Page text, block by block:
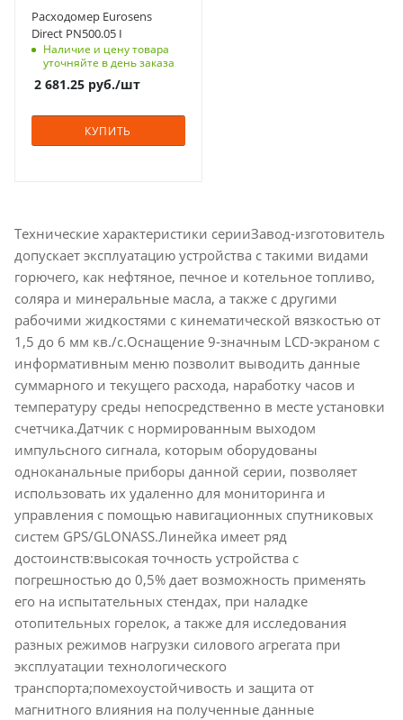
Расходомер Eurosens
Direct PN500.05 I
Наличие и цену товара
уточняйте в день заказа
2 681.25 руб./шт
КУПИТЬ
Технические характеристики серииЗавод-изготовитель
допускает эксплуатацию устройства с такими видами
горючего, как нефтяное, печное и котельное топливо,
соляра и минеральные масла, а также с другими
рабочими жидкостями с кинематической вязкостью от
1,5 до 6 мм кв./с.Оснащение 9-значным LCD-экраном с
информативным меню позволит выводить данные
суммарного и текущего расхода, наработку часов и
температуру среды непосредственно в месте установки
счетчика.Датчик с нормированным выходом
импульсного сигнала, которым оборудованы
одноканальные приборы данной серии, позволяет
использовать их удаленно для мониторинга и
управления с помощью навигационных спутниковых
систем GPS/GLONASS.Линейка имеет ряд
достоинств:высокая точность устройства с
погрешностью до 0,5% дает возможность применять
его на испытательных стендах, при наладке
отопительных горелок, а также для исследования
разных режимов нагрузки силового агрегата при
эксплуатации технологического
транспорта;помехоустойчивость и защита от
магнитного влияния на полученные данные